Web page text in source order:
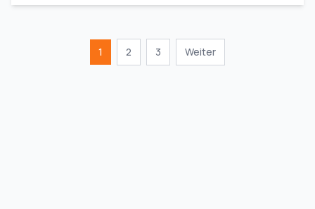
1 2 3 Weiter